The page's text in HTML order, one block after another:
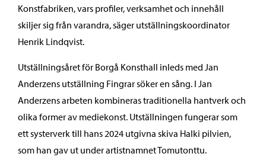
Konstfabriken, vars profiler, verksamhet och innehåll
skiljer sig från varandra, säger utställningskoordinator
Henrik Lindqvist.
Utställningsåret för Borgå Konsthall inleds med Jan
Anderzens utställning Fingrar söker en sång. I Jan
Anderzens arbeten kombineras traditionella hantverk och
olika former av mediekonst. Utställningen fungerar som
ett systerverk till hans 2024 utgivna skiva Halki pilvien,
som han gav ut under artistnamnet Tomutonttu.